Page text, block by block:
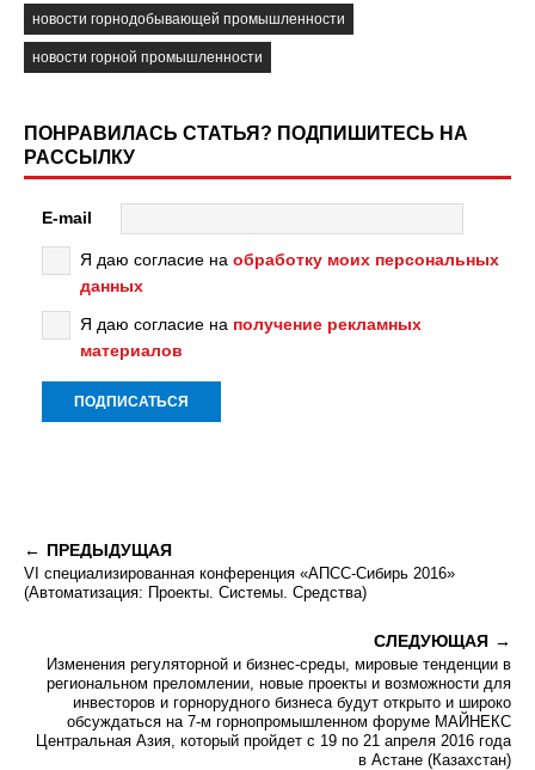
новости горнодобывающей промышленности
новости горной промышленности
ПОНРАВИЛАСЬ СТАТЬЯ? ПОДПИШИТЕСЬ НА
РАССЫЛКУ
E-mail
Я даю согласие на обработку моих персональных
данных
Я даю согласие на получение рекламных
материалов
ПРЕДЫДУЩАЯ
VI cпециализированная конференция «АПСС-Сибирь 2016»
(Автоматизация: Проекты. Системы. Средства)
СЛЕДУЮЩАЯ
Изменения регуляторной и бизнес-среды, мировые тенденции в
региональном преломлении, новые проекты и возможности для
инвесторов и горнорудного бизнеса будут открыто и широко
обсуждаться на 7-м горнопромышленном форуме МАЙНЕКС
Центральная Азия, который пройдет с 19 по 21 апреля 2016 года
в Астане (Казахстан)